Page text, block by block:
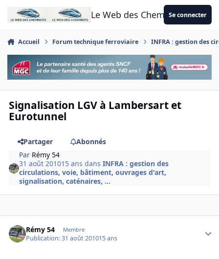
Aller au contenu
Le Web des CheminotsSe connecter
Accueil Forum technique ferroviaire INFRA : gestion des
Signalisation LGV à Lambersart et
Eurotunnel
Partager
Abonnés
Par Rémy 54
31 août 201015 ans dansINFRA : gestion des
circulations, voie, bâtiment, ouvrages d'art,
signalisation, caténaires, ...
Rémy 54 Membre
Publication:31 août 201015 ans